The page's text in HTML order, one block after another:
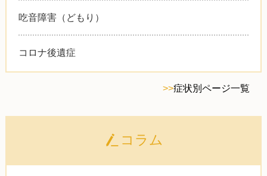
吃音障害（どもり）
コロナ後遺症
>>症状別ページ一覧
コラム